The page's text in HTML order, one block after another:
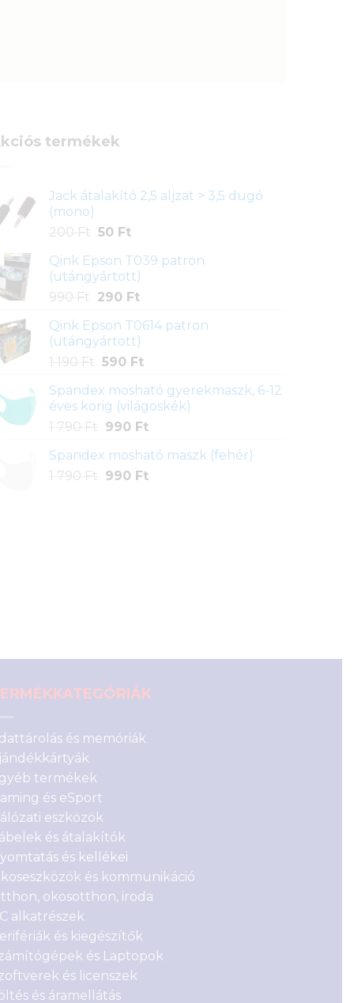
termékek
Jack átalakító 2,5 aljzat > 3,5 dugó
(mono)
200 Ft Original
was:
200 Ft.
50 FtCurrent
is:
50 Ft.
Qink Epson T039 patron
(utángyártott)
990 Ft
Original
was:
990 Ft.
290 FtCurrent
is:
290 Ft.
Qink Epson T0614 patron
(utángyártott)
1 190 Ft Original
was:
1
190 Ft.
590 FtCurrent
is:
590 Ft.
Spandex mosható gyerekmaszk, 6-12
éves korig (világoskék)
1 790 Ft
Original
was:
1
990 FtCurrent
is:
990 Ft.
Spandex mosható maszk (fehér)
1 790 Ft
Original
990 FtCurrent
és memóriák
termékek
és eSport
eszközök
és átalakítók
és kellékei
és kommunikáció
okosotthon, iroda
alkatrészek
és kiegészítők
és Laptopok
és licenszek
és áramellátás